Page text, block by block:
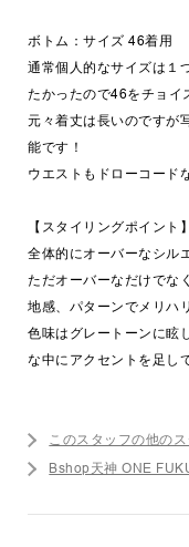
ボトム：サイズ 46着用
通常個人的なサイズは１
たかったので46をチョイ
元々着丈は長いのですが
能です！
ウエストもドローコード
【スタイリングポイント】
全体的にオーバーなシル
ただオーバーなだけでな
地感、パターンでメリハ
色味はグレートーンに眩
な中にアクセントを足し
このスタッフの他の
Bshop天神 ONE